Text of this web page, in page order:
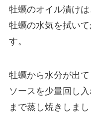
牡蠣のオイル漬け
牡蠣の水気を拭い
す。
牡蠣から水分が出
ソースを少量回し
まで蒸し焼きしまし